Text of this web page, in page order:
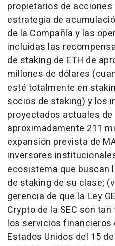
propietarios de acciones
estrategia de
de la Compañía y las
incluidas las
de staking de ETH de
millones de dólares
esté totalmente en
socios de staking) y los
proyectados actuales
aproximadamente 211
expansión prevista de
inversores
ecosistema que
de staking de su clase;
gerencia de que la Ley
Crypto de la SEC son
los servicios financieros
Estados Unidos del 15